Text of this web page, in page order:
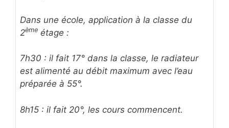
Dans une école, application à la classe du
2ème étage :
7h30 : il fait 17° dans la classe, le radiateur
est alimenté au débit maximum avec l’eau
préparée à 55°.
8h15 : il fait 20°, les cours commencent.